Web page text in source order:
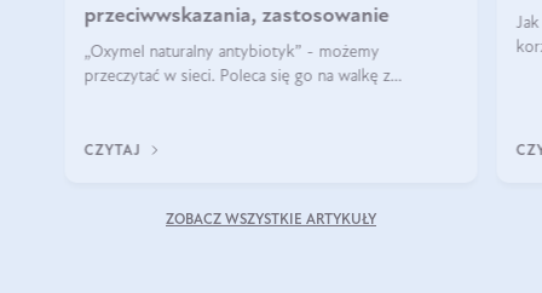
przeciwwskazania, zastosowanie
„Oxymel naturalny antybiotyk” - możemy
przeczytać w sieci. Poleca się go na walkę z
organizm. Dziś c
CZYTAJ
ZOBACZ WSZYSTKIE ARTYKUŁY